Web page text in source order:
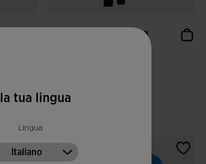
Tuta Donna Smash Rosa
tua lingua
Lingua
Italiano